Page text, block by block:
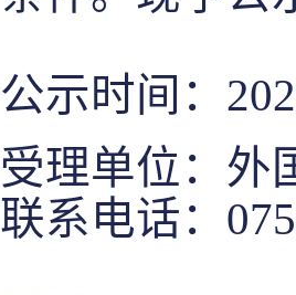
公示时间：
受理单位：外
联系电话：